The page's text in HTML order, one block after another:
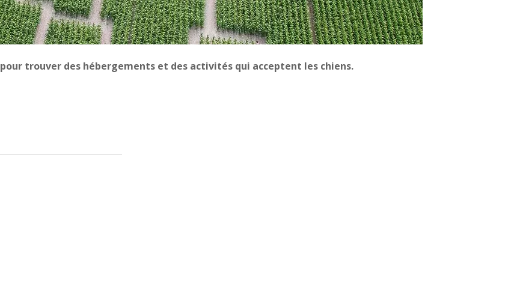
pour trouver des hébergements et des activités qui acceptent les chiens.